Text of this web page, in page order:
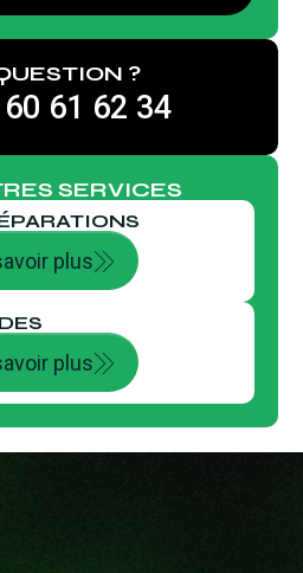
?
61 62 34
SERVICES
plus
plus